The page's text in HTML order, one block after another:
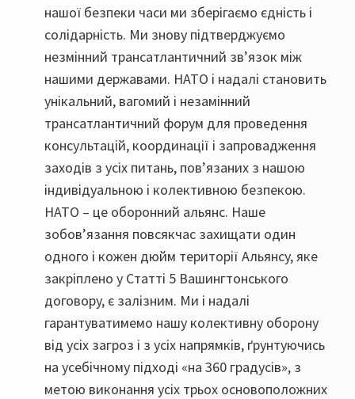
нашої безпеки часи ми зберігаємо єдність і
солідарність. Ми знову підтверджуємо
незмінний трансатлантичний зв’язок між
нашими державами. НАТО і надалі становить
унікальний, вагомий і незамінний
трансатлантичний форум для проведення
консультацій, координації і запровадження
заходів з усіх питань, пов’язаних з нашою
індивідуальною і колективною безпекою.
НАТО – це оборонний альянс. Наше
зобов’язання повсякчас захищати один
одного і кожен дюйм території Альянсу, яке
закріплено у Статті 5 Вашингтонського
договору, є залізним. Ми і надалі
гарантуватимемо нашу колективну оборону
від усіх загроз і з усіх напрямків, ґрунтуючись
на усебічному підході «на 360 градусів», з
метою виконання усіх трьох основоположних